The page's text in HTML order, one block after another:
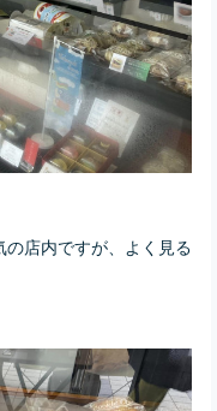
店内ですが、よく見る